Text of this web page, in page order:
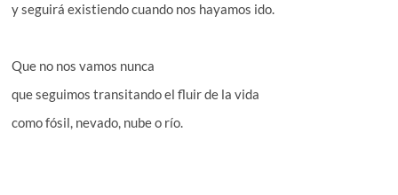
y seguirá existiendo cuando nos hayamos ido.
Que no nos vamos nunca
que seguimos transitando el fluir de la vida
como fósil, nevado, nube o río.